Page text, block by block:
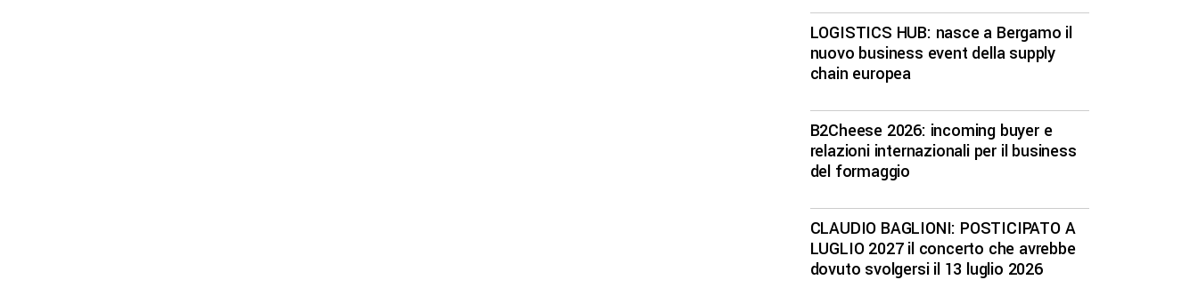
LOGISTICS HUB: nasce a Bergamo il
nuovo business event della supply
chain europea
B2Cheese 2026: incoming buyer e
relazioni internazionali per il business
del formaggio
CLAUDIO BAGLIONI: POSTICIPATO A
LUGLIO 2027 il concerto che avrebbe
dovuto svolgersi il 13 luglio 2026